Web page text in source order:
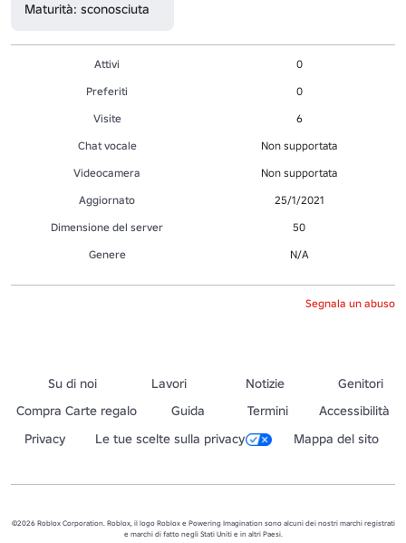
Maturità: sconosciuta
Attivi
0
Preferiti
0
Visite
6
Chat vocale
Non supportata
Videocamera
Non supportata
Aggiornato
25/1/2021
Dimensione del server
50
Genere
N/A
Segnala un abuso
Su di noi Lavori Notizie
Genitori
Compra Carte regalo
Guida Termini
Accessibilità
Privacy
Le tue scelte sulla privacy Mappa del sito
©2026 Roblox Corporation. Roblox, il logo Roblox e Powering Imagination sono alcuni dei nostri marchi registrati
e marchi di fatto negli Stati Uniti e in altri Paesi.